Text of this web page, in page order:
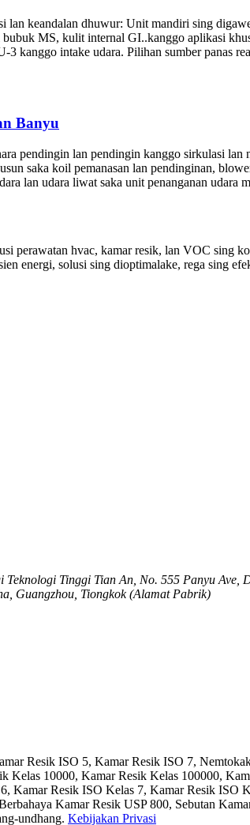
lan keandalan dhuwur: Unit mandiri sing
MS, kulit internal GI..kanggo aplikasi
kanggo intake udara. Pilihan sumber panas
Banyu
pendingin lan pendingin kanggo sirkulasi
saka koil pemanasan lan pendinginan,
lan udara liwat saka unit penanganan udara
perawatan hvac, kamar resik, lan VOC sing
energi, solusi sing dioptimalake, rega sing
Tinggi Tian An, No. 555 Panyu Ave,
Guangzhou, Tiongkok (Alamat Pabrik)
Resik ISO 5, Kamar Resik ISO 7,
Kelas 10000, Kamar Resik Kelas 100000,
Kamar Resik ISO Kelas 7, Kamar Resik
Kamar Resik USP 800, Sebutan
undhang. Kebijakan Privasi